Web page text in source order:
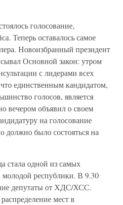
голосование,
Теперь оставалось самое
Новоизбранный президент
Основной закон: утром
с лидерами всех
единственным кандидатом,
голосов, является
вечером объявил о своем
на голосование
должно было состояться на
стала одной из самых
молодой республики. В 9.30
депутаты от ХДС/ХСС.
мест в